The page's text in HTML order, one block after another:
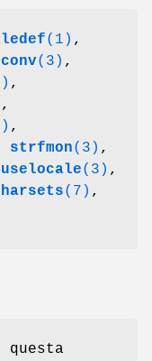
(1) ,
(3) ,
,
,
,
strfmon(3) ,
uselocale(3) ,
(7) ,